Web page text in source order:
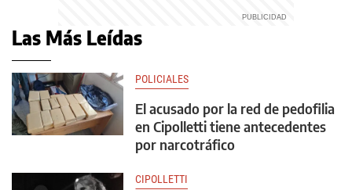
Las Más Leídas
POLICIALES
El acusado por la red de pedofilia
en Cipolletti tiene antecedentes
por narcotráfico
CIPOLLETTI